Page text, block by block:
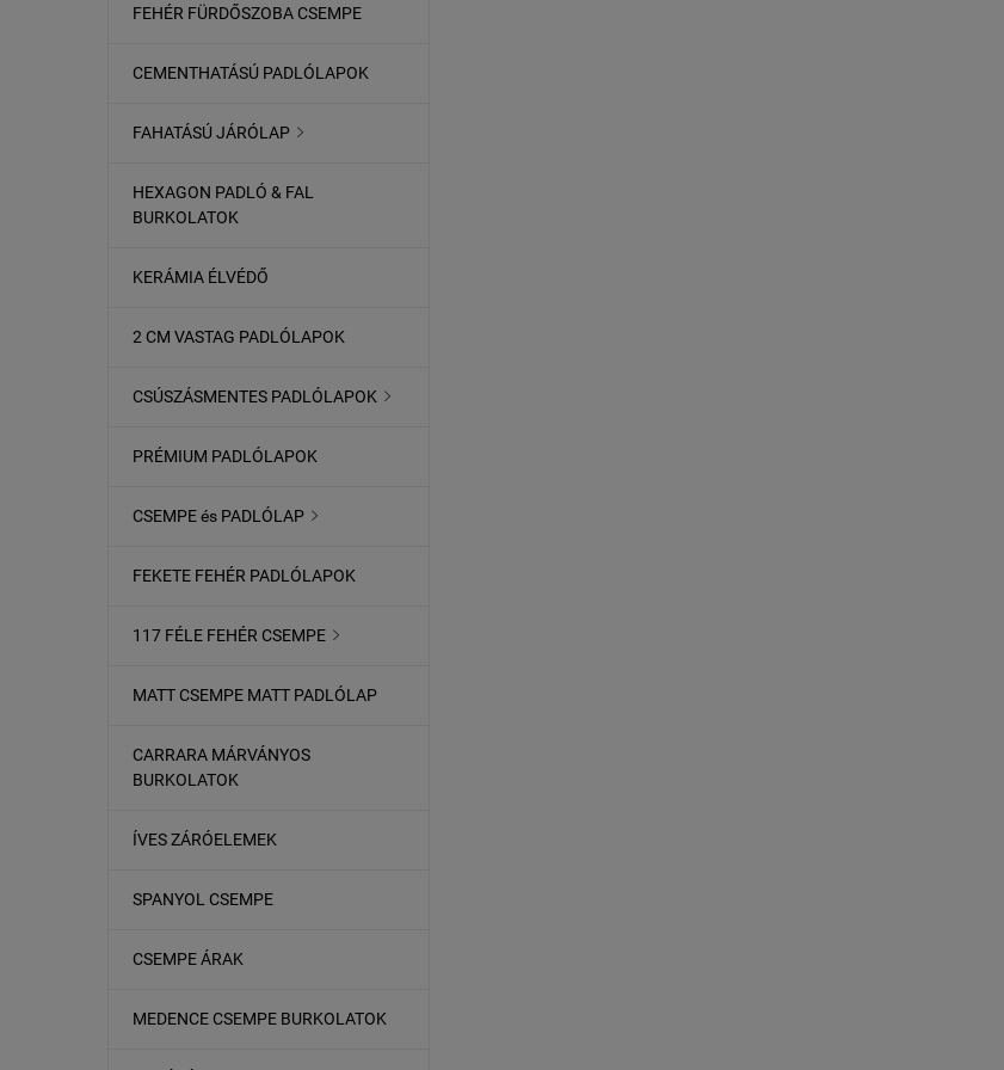
FEHÉR FÜRDŐSZOBA CSEMPE
CEMENTHATÁSÚ PADLÓLAPOK
FAHATÁSÚ JÁRÓLAP 
HEXAGON PADLÓ & FAL
BURKOLATOK
KERÁMIA ÉLVÉDŐ
2 CM VASTAG PADLÓLAPOK
CSÚSZÁSMENTES PADLÓLAPOK 
PRÉMIUM PADLÓLAPOK
CSEMPE és PADLÓLAP 
FEKETE FEHÉR PADLÓLAPOK
117 FÉLE FEHÉR CSEMPE 
MATT CSEMPE MATT PADLÓLAP
CARRARA MÁRVÁNYOS
BURKOLATOK
ÍVES ZÁRÓELEMEK
SPANYOL CSEMPE
CSEMPE ÁRAK
MEDENCE CSEMPE BURKOLATOK